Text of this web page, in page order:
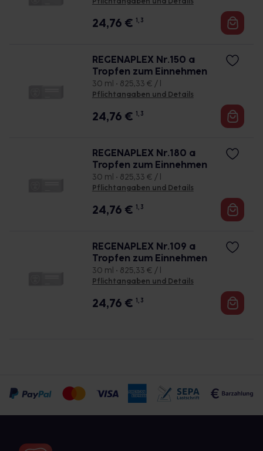
24,76 € 1, 3
REGENAPLEX Nr.150 a
Tropfen zum Einnehmen
30 ml • 825,33 € / l
Pflichtangaben und Details
24,76 € 1, 3
REGENAPLEX Nr.180 a
Tropfen zum Einnehmen
30 ml • 825,33 € / l
Pflichtangaben und Details
24,76 € 1, 3
REGENAPLEX Nr.109 a
Tropfen zum Einnehmen
30 ml • 825,33 € / l
Pflichtangaben und Details
24,76 € 1, 3